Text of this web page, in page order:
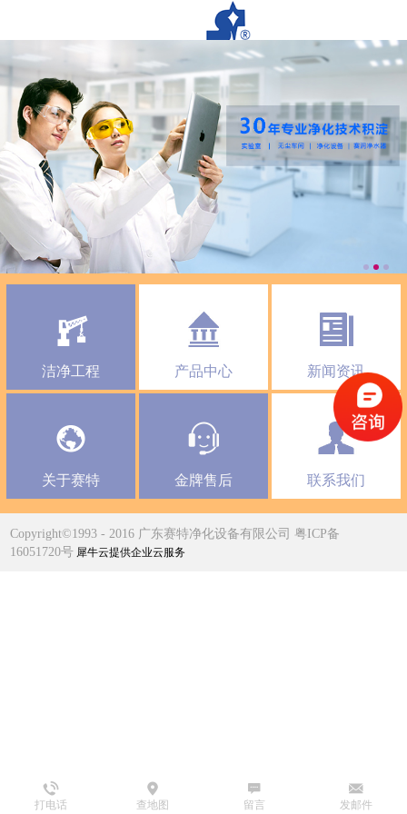
洁净工程 产品中心 新闻资讯
关于赛特 金牌售后 联系我们
Copyright©1993 - 2016 广东赛特净化设备有限公司 粤ICP备
16051720号 犀牛云提供企业云服务
打电话 查地图 发邮件
留言